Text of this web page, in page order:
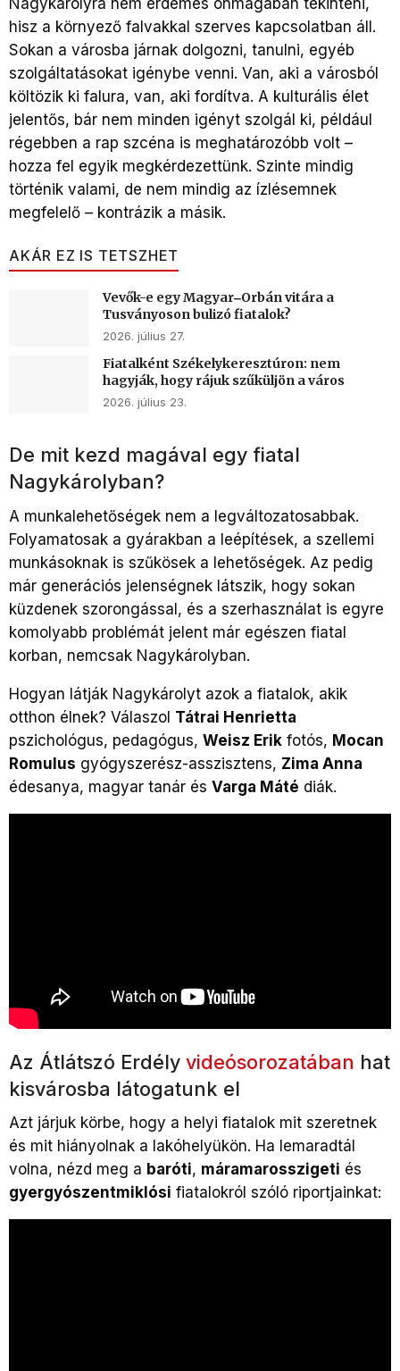
Nagykárolyra nem érdemes önmagában tekinteni,
hisz a környező falvakkal szerves kapcsolatban áll.
Sokan a városba járnak dolgozni, tanulni, egyéb
szolgáltatásokat igénybe venni. Van, aki a városból
költözik ki falura, van, aki fordítva. A kulturális élet
jelentős, bár nem minden igényt szolgál ki, például
régebben a rap szcéna is meghatározóbb volt –
hozza fel egyik megkérdezettünk. Szinte mindig
történik valami, de nem mindig az ízlésemnek
megfelelő – kontrázik a másik.
AKÁR EZ IS TETSZHET
Vevők-e egy Magyar‒Orbán vitára a
Tusványoson bulizó fiatalok?
2026. július 27.
Fiatalként Székelykeresztúron: nem
hagyják, hogy rájuk szűküljön a város
2026. július 23.
De mit kezd magával egy fiatal
Nagykárolyban?
A munkalehetőségek nem a legváltozatosabbak.
Folyamatosak a gyárakban a leépítések, a szellemi
munkásoknak is szűkösek a lehetőségek. Az pedig
már generációs jelenségnek látszik, hogy sokan
küzdenek szorongással, és a szerhasználat is egyre
komolyabb problémát jelent már egészen fiatal
korban, nemcsak Nagykárolyban.
Hogyan látják Nagykárolyt azok a fiatalok, akik
otthon élnek? Válaszol Tátrai Henrietta
pszichológus, pedagógus, Weisz Erik fotós, Mocan
Romulus gyógyszerész-asszisztens, Zima Anna
édesanya, magyar tanár és Varga Máté diák.
Az Átlátszó Erdély videósorozatában hat
kisvárosba látogatunk el
Azt járjuk körbe, hogy a helyi fiatalok mit szeretnek
és mit hiányolnak a lakóhelyükön. Ha lemaradtál
volna, nézd meg a baróti, máramarosszigeti és
gyergyószentmiklósi fiatalokról szóló riportjainkat: